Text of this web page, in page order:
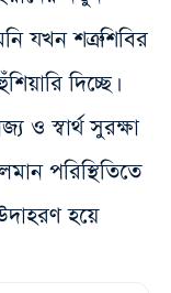
যখন শত্রুশিবির
দিচ্ছে।
ও স্বার্থ সুরক্ষা
পরিস্থিতিতে
হয়ে